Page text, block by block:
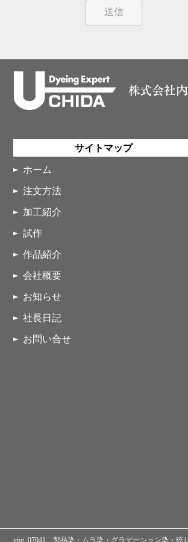
サイトマップ
ホーム
注文方法
加工紹介
試作
作品紹介
会社概要
お知らせ
社長日記
お問い合せ
img_07041 製品染・ムラ染・グラデーション染・絞